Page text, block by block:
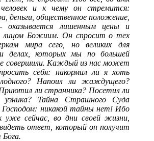
и к чему он стремится:
деньги, общественное положение,
оказывается лишенным цены и
лицом Божиим. Он спросит о тех
мира сего, но великих для
делах, которых мы по большей
совершили. Каждый из нас может
себя: накормил ли я хоть
Напоил ли жаждущего?
ли странника? Посетил ли
узника? Тайна Страшного Суда
никакой тайны нет! Ибо
уже сейчас, во дни своей жизни,
ответ, который он получит
Бога.